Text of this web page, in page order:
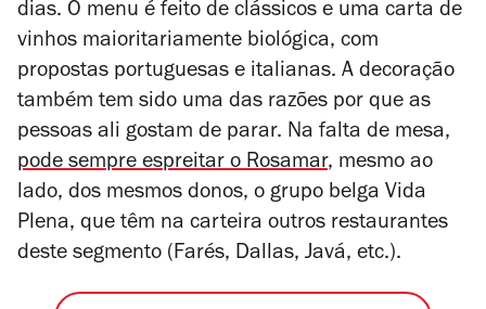
dias. O menu é feito de clássicos e uma carta de
vinhos maioritariamente biológica, com
propostas portuguesas e italianas. A decoração
também tem sido uma das razões por que as
pessoas ali gostam de parar. Na falta de mesa,
pode sempre espreitar o Rosamar, mesmo ao
lado, dos mesmos donos, o grupo belga Vida
Plena, que têm na carteira outros restaurantes
deste segmento (Farés, Dallas, Javá, etc.).